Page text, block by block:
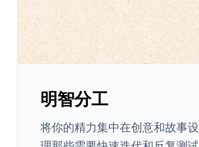
明智分工
将你的精力集中在创意和故事